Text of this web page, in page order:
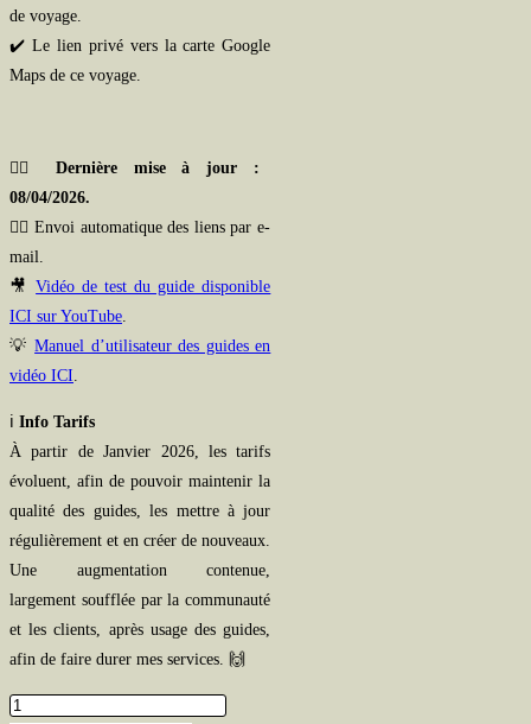
de voyage.
✔️ Le lien privé vers la carte Google
Maps de ce voyage.
👉🏻
Dernière mise à jour :
08/04/2026.
👉🏻 Envoi automatique des liens par e-
mail.
🎥
Vidéo de test du guide disponible
ICI sur YouTube.
💡Manuel d’utilisateur des guides en
vidéo ICI.
ℹ️ Info Tarifs
À partir de Janvier 2026, les tarifs
évoluent, afin de pouvoir maintenir la
qualité des guides, les mettre à jour
régulièrement et en créer de nouveaux.
Une augmentation contenue,
largement soufflée par la communauté
et les clients, après usage des guides,
afin de faire durer mes services. 🙌
quantité